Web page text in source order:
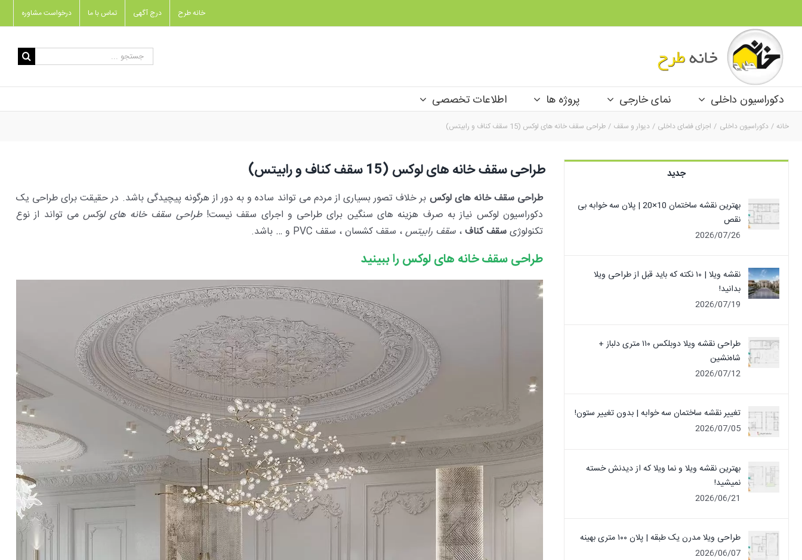
to
content
خانه طرح درج آگهی تماس با ما درخواست مشاوره
جستجو
دکوراسیون داخلی نمای خارجی پروژه ها اطلاعات تخصصی
خانه دکوراسیون داخلی اجزای فضای داخلی دیوار و سقف طراحی سقف خانه های لوکس (15 سقف کناف و رابیتس)
طراحی سقف خانه های لوکس (15 سقف کناف و رابیتس)
طراحی سقف خانه های لوکس بر خلاف تصور بسیاری از مردم می تواند ساده و به دور از هرگونه پیچیدگی باشد. در حقیقت برای طراحی یک
دکوراسیون لوکس نیاز به صرف هزینه های سنگین برای طراحی و اجرای سقف نیست!طراحی سقف خانه های لوکسمی تواند از نوع
تکنولوژیسقف کناف، سقف رابیتس، سقف کشسان ، سقف PVC و … باشد.
طراحی سقف خانه های لوکس را ببینید
جدید
بهترین نقشه ساختمان 10×20 | پلان سه خوابه بی
نقص
2026/07/26
نقشه ویلا | ۱۰ نکته که باید قبل از طراحی ویلا
بدانید!
2026/07/19
طراحی نقشه ویلا دوبلکس ۱۱۰ متری دلباز +
شاه‌نشین
2026/07/12
تغییر نقشه ساختمان سه خوابه | بدون تغییر ستون!
2026/07/05
بهترین نقشه ویلا و نما ویلا که از دیدنش خسته
نمیشید!
2026/06/21
طراحی ویلا مدرن یک‌ طبقه | پلان ۱۰۰ متری بهینه
2026/06/07